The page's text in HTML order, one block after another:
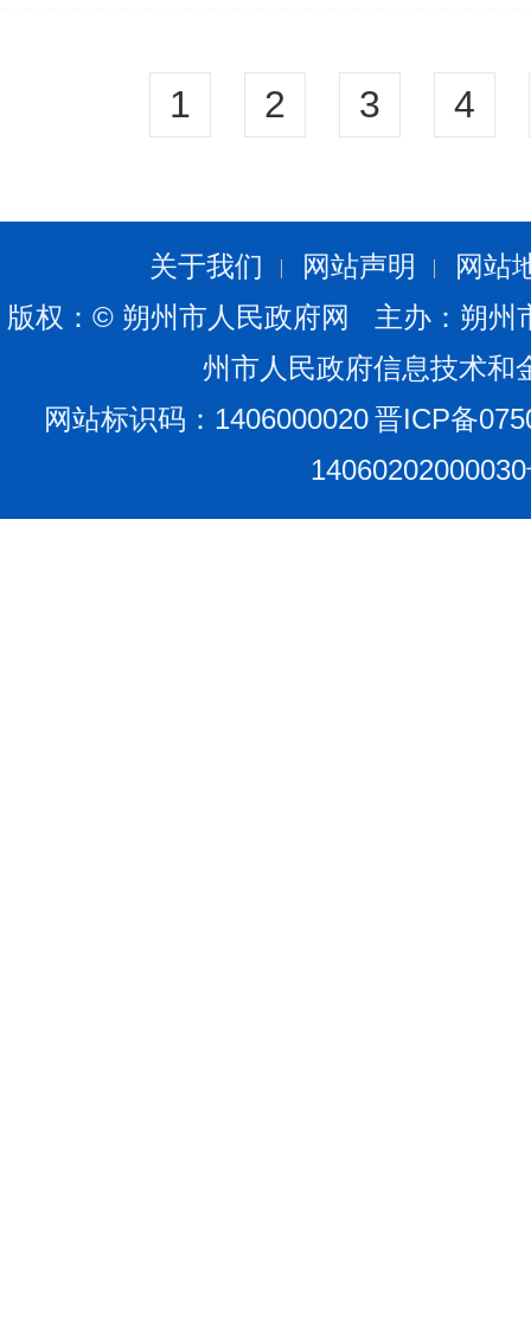
1 2 3 4
关于我们 网站声明
网站
版权：© 朔州市人民政府网 主办：朔
州市人民政府信息技术和
网站标识码：1406000020晋ICP备